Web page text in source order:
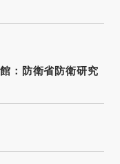
：防衛省防衛研究